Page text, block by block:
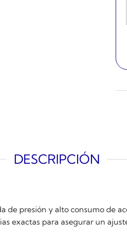
DESCRIPCIÓN
de presión y alto consumo de
exactas para asegurar un